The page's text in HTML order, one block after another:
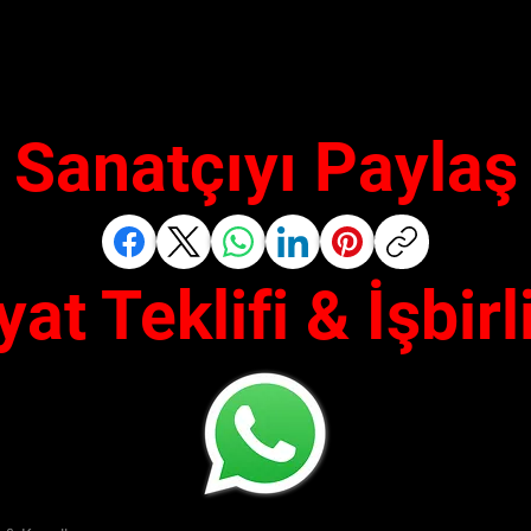
Sanatçıyı Paylaş
Teklifi &